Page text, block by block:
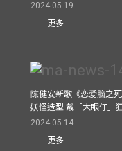
2024-05-19
更多
陈健安新歌《恋爱脑之
妖怪造型 戴「大眼仔」
2024-05-14
更多